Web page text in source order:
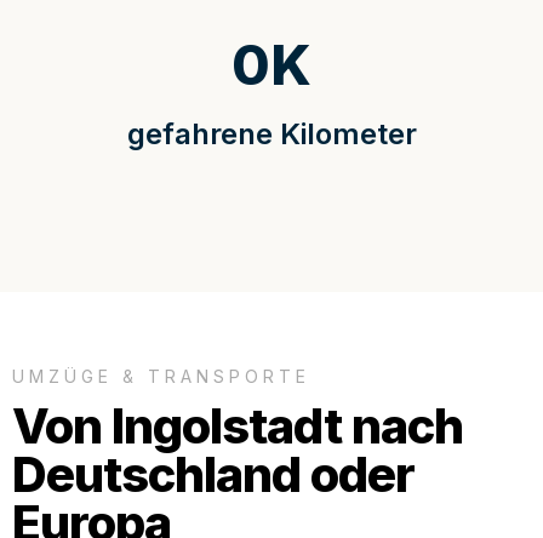
gefahrene Kilometer
0K
UMZÜGE & TRANSPORTE
Von Ingolstadt nach
Deutschland oder
Europa